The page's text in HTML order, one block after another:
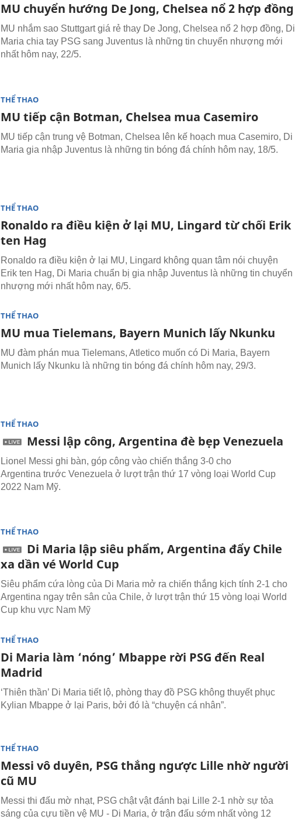
MU chuyển hướng De Jong, Chelsea nổ 2 hợp đồng
MU nhắm sao Stuttgart giá rẻ thay De Jong, Chelsea nổ 2 hợp đồng, Di
Maria chia tay PSG sang Juventus là những tin chuyển nhượng mới
nhất hôm nay, 22/5.
THỂ THAO
MU tiếp cận Botman, Chelsea mua Casemiro
MU tiếp cận trung vệ Botman, Chelsea lên kế hoạch mua Casemiro, Di
Maria gia nhập Juventus là những tin bóng đá chính hôm nay, 18/5.
THỂ THAO
Ronaldo ra điều kiện ở lại MU, Lingard từ chối Erik
ten Hag
Ronaldo ra điều kiện ở lại MU, Lingard không quan tâm nói chuyện
Erik ten Hag, Di Maria chuẩn bị gia nhập Juventus là những tin chuyển
nhượng mới nhất hôm nay, 6/5.
THỂ THAO
MU mua Tielemans, Bayern Munich lấy Nkunku
MU đàm phán mua Tielemans, Atletico muốn có Di Maria, Bayern
Munich lấy Nkunku là những tin bóng đá chính hôm nay, 29/3.
THỂ THAO
Messi lập công, Argentina đè bẹp Venezuela
Lionel Messi ghi bàn, góp công vào chiến thắng 3-0 cho
Argentina trước Venezuela ở lượt trận thứ 17 vòng loại World Cup
2022 Nam Mỹ.
THỂ THAO
Di Maria lập siêu phẩm, Argentina đẩy Chile
xa dần vé World Cup
Siêu phẩm cứa lòng của Di Maria mở ra chiến thắng kịch tính 2-1 cho
Argentina ngay trên sân của Chile, ở lượt trận thứ 15 vòng loại World
Cup khu vực Nam Mỹ
THỂ THAO
Di Maria làm ‘nóng’ Mbappe rời PSG đến Real
Madrid
‘Thiên thần’ Di Maria tiết lộ, phòng thay đồ PSG không thuyết phục
Kylian Mbappe ở lại Paris, bởi đó là “chuyện cá nhân”.
THỂ THAO
Messi vô duyên, PSG thắng ngược Lille nhờ người
cũ MU
Messi thi đấu mờ nhạt, PSG chật vật đánh bại Lille 2-1 nhờ sự tỏa
sáng của cựu tiền vệ MU - Di Maria, ở trận đấu sớm nhất vòng 12